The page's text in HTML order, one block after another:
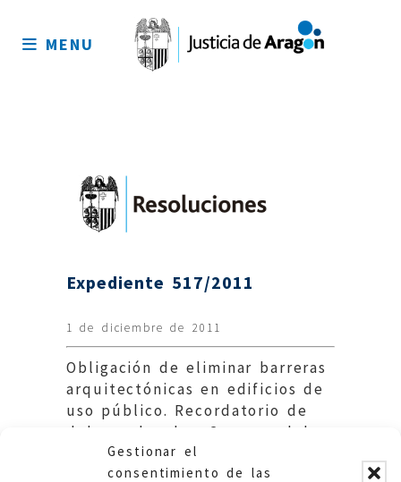
Gestionar el
consentimiento de las
sitio
MENU
Expediente 517/2011
1 de diciembre de 2011
Obligación de eliminar barreras
arquitectónicas en edificios de
uso público. Recordatorio de
deberes legales. Comarca del
Bajo Aragón.